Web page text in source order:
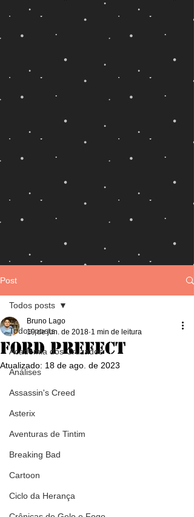
Post
Todos posts
Academia dos Cruzados
Análises
Assassin's Creed
Asterix
Aventuras de Tintim
Breaking Bad
Cartoon
Ciclo da Herança
Todos posts
Ford Prefect
Bruno Lago
19 de jun. de 2018 1 min de leitura
Atualizado: 18 de ago. de 2023